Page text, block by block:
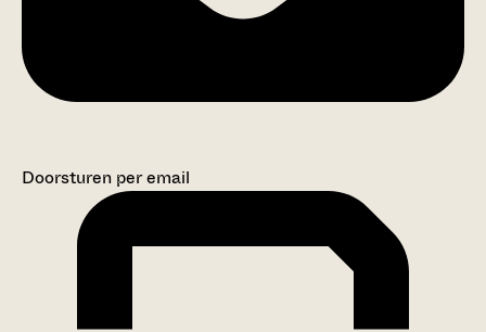
Doorsturen per email